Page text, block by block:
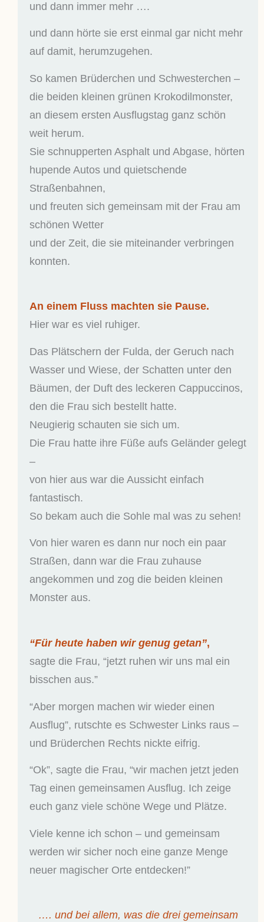
und dann immer mehr ….
und dann hörte sie erst einmal gar nicht mehr
auf damit, herumzugehen.
So kamen Brüderchen und Schwesterchen –
die beiden kleinen grünen Krokodilmonster,
an diesem ersten Ausflugstag ganz schön
weit herum.
Sie schnupperten Asphalt und Abgase, hörten
hupende Autos und quietschende
Straßenbahnen,
und freuten sich gemeinsam mit der Frau am
schönen Wetter
und der Zeit, die sie miteinander verbringen
konnten.
An einem Fluss machten sie Pause.
Hier war es viel ruhiger.
Das Plätschern der Fulda, der Geruch nach
Wasser und Wiese, der Schatten unter den
Bäumen, der Duft des leckeren Cappuccinos,
den die Frau sich bestellt hatte.
Neugierig schauten sie sich um.
Die Frau hatte ihre Füße aufs Geländer gelegt
–
von hier aus war die Aussicht einfach
fantastisch.
So bekam auch die Sohle mal was zu sehen!
Von hier waren es dann nur noch ein paar
Straßen, dann war die Frau zuhause
angekommen und zog die beiden kleinen
Monster aus.
“Für heute haben wir genug getan”,
sagte die Frau, “jetzt ruhen wir uns mal ein
bisschen aus.”
“Aber morgen machen wir wieder einen
Ausflug”, rutschte es Schwester Links raus –
und Brüderchen Rechts nickte eifrig.
“Ok”, sagte die Frau, “wir machen jetzt jeden
Tag einen gemeinsamen Ausflug. Ich zeige
euch ganz viele schöne Wege und Plätze.
Viele kenne ich schon – und gemeinsam
werden wir sicher noch eine ganze Menge
neuer magischer Orte entdecken!”
…. und bei allem, was die drei gemeinsam